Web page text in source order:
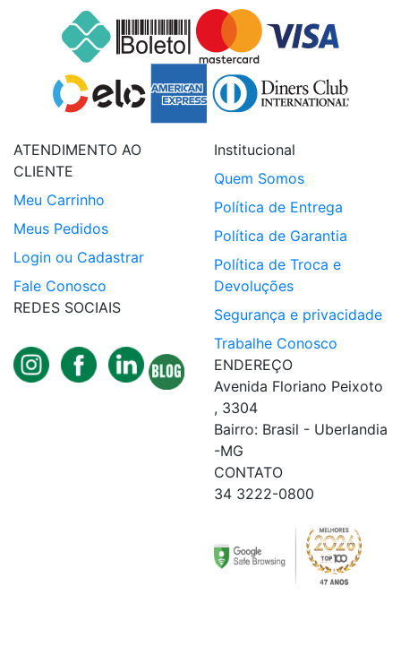
ATENDIMENTO AO
CLIENTE
Meu Carrinho
Meus Pedidos
Login ou Cadastrar
Fale Conosco
REDES SOCIAIS
Institucional
Quem Somos
Política de Entrega
Política de Garantia
Política de Troca e
Devoluções
Segurança e privacidade
Trabalhe Conosco
ENDEREÇO
Avenida Floriano Peixoto
, 3304
Bairro: Brasil - Uberlandia
-MG
CONTATO
34 3222-0800